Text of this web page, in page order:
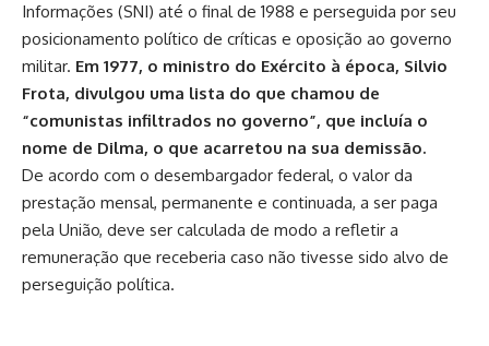
Informações (SNI) até o final de 1988 e perseguida por seu
posicionamento político de críticas e oposição ao governo
militar. Em 1977, o ministro do Exército à época, Silvio
Frota, divulgou uma lista do que chamou de
“comunistas infiltrados no governo”, que incluía o
nome de Dilma, o que acarretou na sua demissão.
De acordo com o desembargador federal, o valor da
prestação mensal, permanente e continuada, a ser paga
pela União, deve ser calculada de modo a refletir a
remuneração que receberia caso não tivesse sido alvo de
perseguição política.